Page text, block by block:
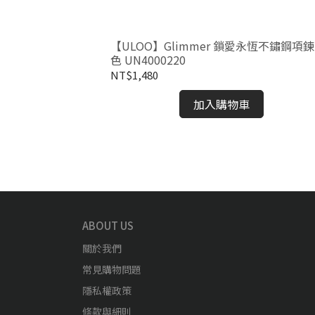
【ULOO】Glimmer 鎖愛永恆不鏽鋼項
色 UN4000220
NT$1,480
加入購物車
ABOUT US
關於我們
常見購物問題
隱私權政策
條款與細則